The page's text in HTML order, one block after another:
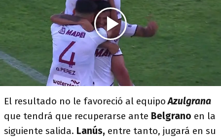
El resultado no le favoreció al equipoAzulgrana
que tendrá que recuperarse ante Belgrano en la
siguiente salida. Lanús, entre tanto, jugará en su